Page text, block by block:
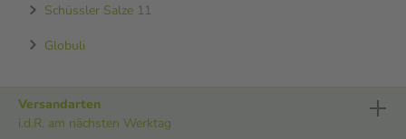
Schüssler Salze 11
Globuli
Versandarten
i.d.R. am nächsten Werktag